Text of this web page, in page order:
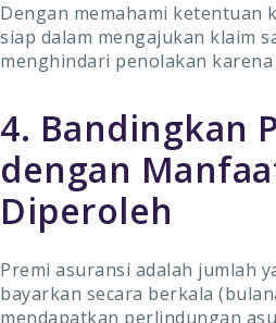
Dengan memahami ketentuan
siap dalam mengajukan klaim
menghindari penolakan
4. Bandingkan
dengan
Diperoleh
Premi asuransi adalah jumlah
bayarkan secara berkala
mendapatkan perlindungan